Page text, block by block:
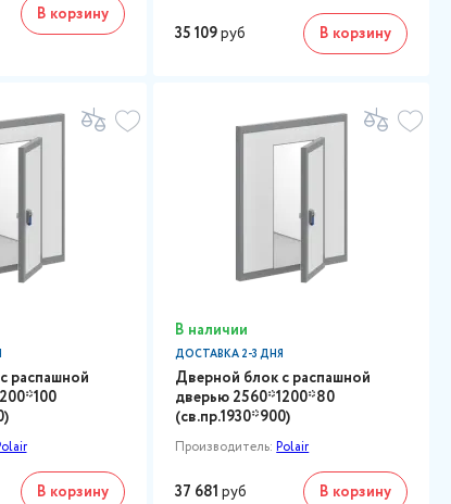
В корзину
35 109руб В корзину
распашной
В корзину
В наличии
ДОСТАВКА 2-3 ДНЯ
Дверной блок с распашной
дверью 2560*1200*80
(св.пр.1930*900)
Производитель:Polair
37 681 руб В корзину